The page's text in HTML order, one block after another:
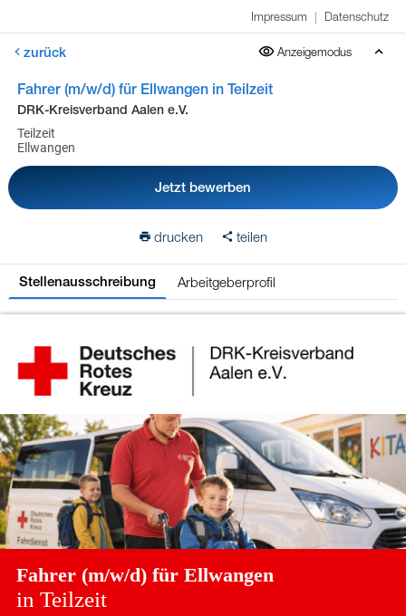
Impressum | Datenschutz
zurück Anzeigemodus
Fahrer (m/w/d) für Ellwangen in Teilzeit
DRK-Kreisverband Aalen e.V.
Teilzeit
Ellwangen
Jetzt bewerben
drucken teilen
Stellenausschreibung Arbeitgeberprofil